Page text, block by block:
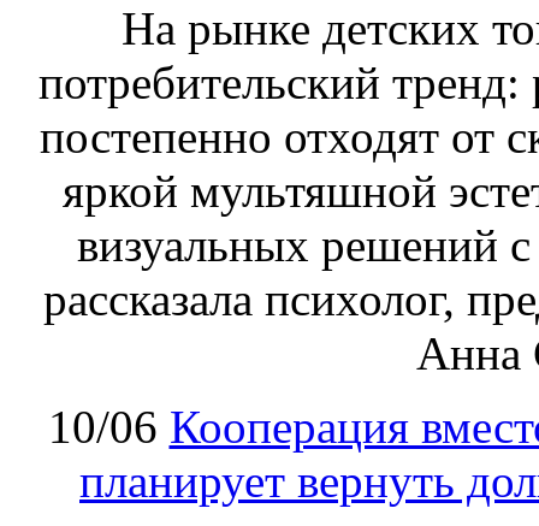
На рынке детских
потребительский
постепенно отходят от
яркой мультяшной
визуальных решений
рассказала психолог,
Анна
10/06 Кооперация
планирует вернуть